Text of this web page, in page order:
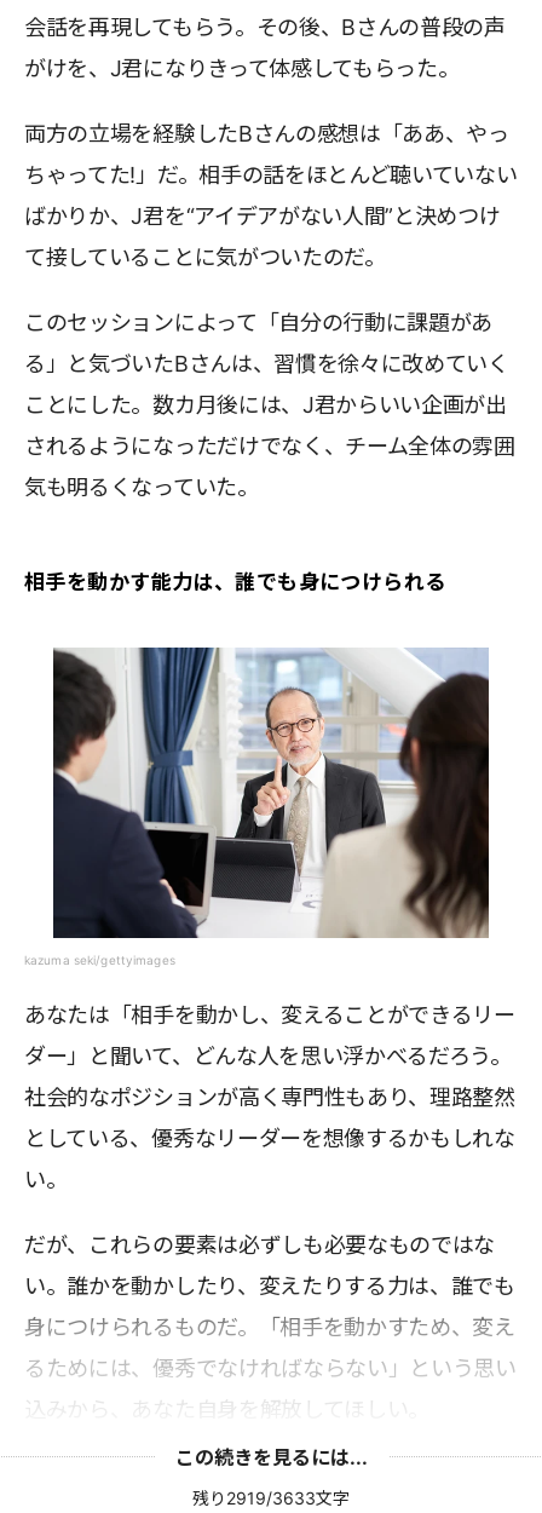
会話を再現してもらう。その後、Bさんの普段の声
がけを、J君になりきって体感してもらった。
両方の立場を経験したBさんの感想は「ああ、やっ
ちゃってた!」だ。相手の話をほとんど聴いていない
ばかりか、J君を“アイデアがない人間”と決めつけ
て接していることに気がついたのだ。
このセッションによって「自分の行動に課題があ
る」と気づいたBさんは、習慣を徐々に改めていく
ことにした。数カ月後には、J君からいい企画が出
されるようになっただけでなく、チーム全体の雰囲
気も明るくなっていた。
相手を動かす能力は、誰でも身につけられる
kazuma seki/gettyimages
あなたは「相手を動かし、変えることができるリー
ダー」と聞いて、どんな人を思い浮かべるだろう。
社会的なポジションが高く専門性もあり、理路整然
としている、優秀なリーダーを想像するかもしれな
い。
だが、これらの要素は必ずしも必要なものではな
い。誰かを動かしたり、変えたりする力は、誰でも
身につけられるものだ。「相手を動かすため、変え
るためには、優秀でなければならない」という思い
込みから、あなた自身を解放してほしい。
この続きを見るには...
残り2919/3633文字